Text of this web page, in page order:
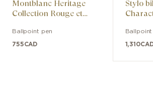
Montblanc Heritage
Collection Rouge et
Ballpoint pen
755CAD
Stylo
1,310